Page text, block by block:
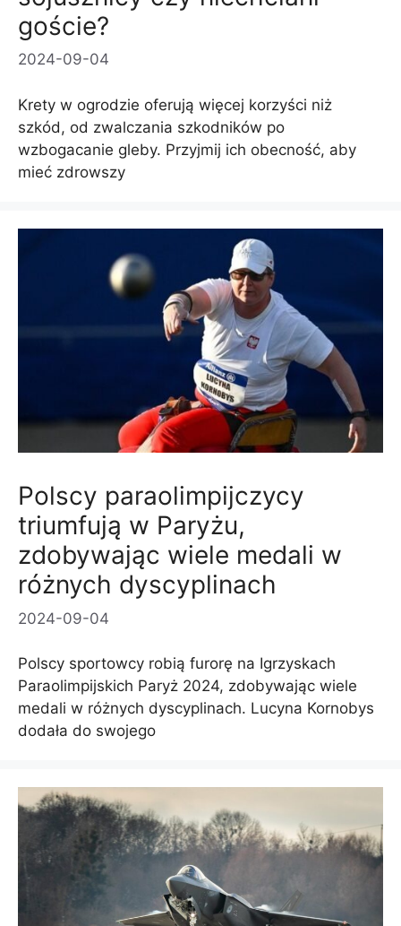
goście?
2024-09-04
Krety w ogrodzie oferują więcej korzyści niż
szkód, od zwalczania szkodników po
wzbogacanie gleby. Przyjmij ich obecność, aby
mieć zdrowszy
Polscy paraolimpijczycy
triumfują w Paryżu,
zdobywając wiele medali w
różnych dyscyplinach
2024-09-04
Polscy sportowcy robią furorę na Igrzyskach
Paraolimpijskich Paryż 2024, zdobywając wiele
medali w różnych dyscyplinach. Lucyna Kornobys
dodała do swojego